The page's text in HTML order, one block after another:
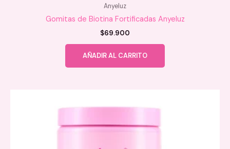
Anyeluz
Gomitas de Biotina Fortificadas Anyeluz
$69.900
AÑADIR AL CARRITO